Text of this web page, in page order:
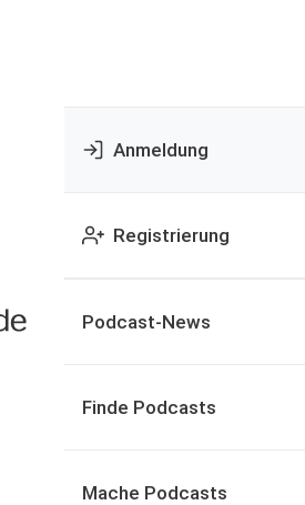
Anmeldung
Registrierung
Podcast-News
Finde Podcasts
Mache Podcasts